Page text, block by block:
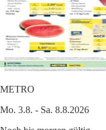
METRO
Mo. 3.8. - Sa. 8.8.2026